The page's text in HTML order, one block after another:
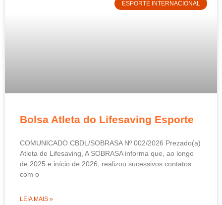
ESPORTE INTERNACIONAL
Bolsa Atleta do Lifesaving Esporte
COMUNICADO CBDL/SOBRASA Nº 002/2026 Prezado(a)
Atleta de Lifesaving, A SOBRASA informa que, ao longo
de 2025 e início de 2026, realizou sucessivos contatos
com o
LEIA MAIS »